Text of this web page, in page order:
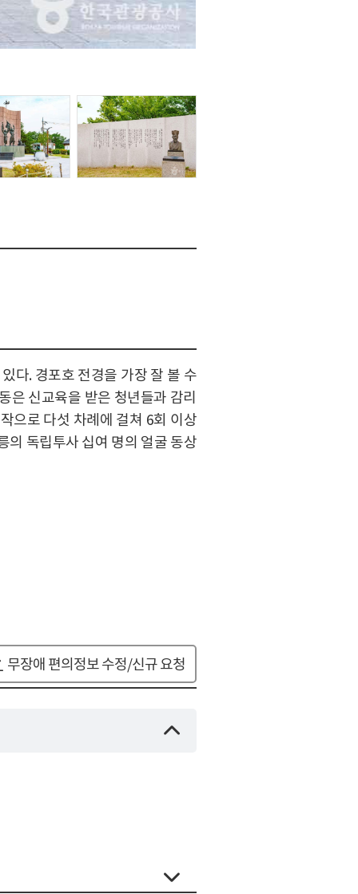
다. 경포호 전경을 가장 잘 볼 수
은 신교육을 받은 청년들과 감리
으로 다섯 차례에 걸쳐 6회 이상
의 독립투사 십여 명의 얼굴 동상
무장애 편의정보 수정/신규 요청